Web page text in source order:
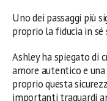
Uno dei passaggi più
proprio la fiducia in sé
Ashley ha spiegato di
amore autentico e
proprio questa
importanti traguardi